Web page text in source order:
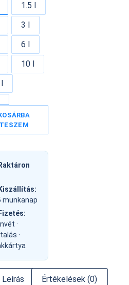
1.5 l
3 l
6 l
10 l
TESZEM
Raktáron
Kiszállítás:
munkanap
Fizetés:
·
·
Leírás Értékelések (0)